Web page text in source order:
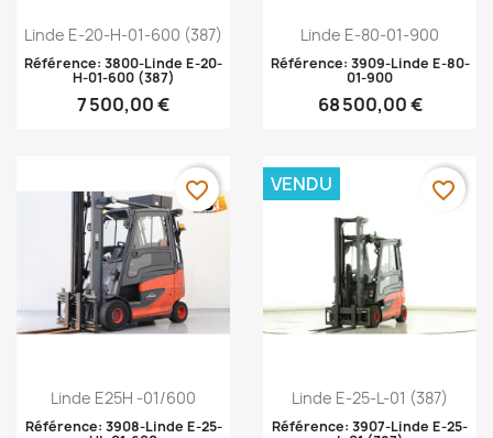
Aperçu rapide
Linde E-20-H-01-600 (387)
Référence: 3800-Linde E-20-
H-01-600 (387)
7 500,00 €
Aperçu rapide
Linde E-80-01-900
Référence: 3909-Linde E-80-
01-900
68 500,00 €
Aperçu rapide
Linde E25H -01/600
Référence: 3908-Linde E-25-
favorite_border
Aperçu rapide
Linde E-25-L-01 (387)
Référence: 3907-Linde E-25-
VENDU favorite_border